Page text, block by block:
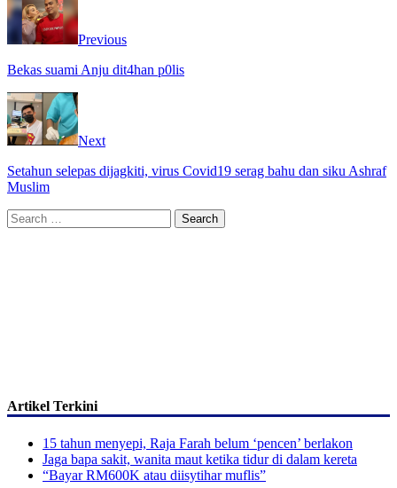
Previous
Bekas suami Anju dit4han p0lis
Next
Setahun selepas dijagkiti, virus Covid19 serag bahu dan siku Ashraf
Muslim
Search
for:
Artikel Terkini
15 tahun menyepi, Raja Farah belum ‘pencen’ berlakon
Jaga bapa sakit, wanita maut ketika tidur di dalam kereta
“Bayar RM600K atau diisytihar muflis”